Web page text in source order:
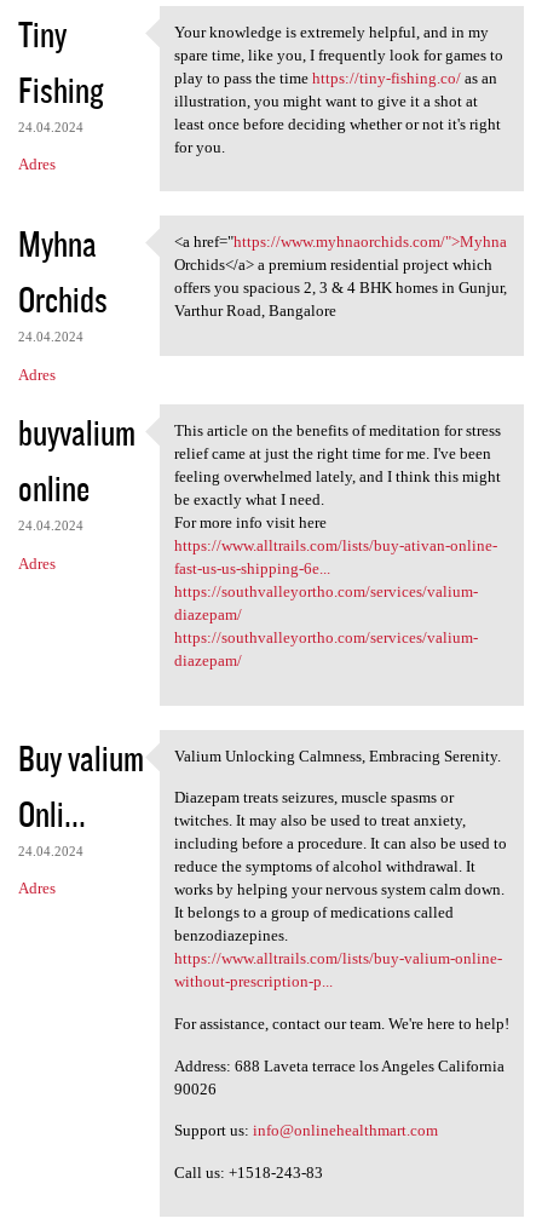
Tiny
Fishing
24.04.2024
Adres
Your knowledge is extremely
Your knowledge is extremely helpful, and in my
spare time, like you, I frequently look for games to
play to pass the time https://tiny-fishing.co/as an
illustration, you might want to give it a shot at
least once before deciding whether or not it's right
for you.
Myhna
Orchids
24.04.2024
Adres
<a href="https://www
<a href="https://www.myhnaorchids.com/">Myhna
Orchids</a> a premium residential project which
offers you spacious 2, 3 & 4 BHK homes in Gunjur,
Varthur Road, Bangalore
buyvalium
online
24.04.2024
Adres
This article on the benefits
This article on the benefits of meditation for stress
relief came at just the right time for me. I've been
feeling overwhelmed lately, and I think this might
be exactly what I need.
For more info visit here
https://www.alltrails.com/lists/buy-ativan-online-
fast-us-us-shipping-6e...
https://southvalleyortho.com/services/valium-
diazepam/
https://southvalleyortho.com/services/valium-
diazepam/
Buy valium
Onli...
24.04.2024
Adres
Valium Unlocking Calmness,
Valium Unlocking Calmness, Embracing Serenity.
Diazepam treats seizures, muscle spasms or
twitches. It may also be used to treat anxiety,
including before a procedure. It can also be used to
reduce the symptoms of alcohol withdrawal. It
works by helping your nervous system calm down.
It belongs to a group of medications called
benzodiazepines.
https://www.alltrails.com/lists/buy-valium-online-
without-prescription-p...
For assistance, contact our team. We're here to help!
Address: 688 Laveta terrace los Angeles California
90026
Support us: info@onlinehealthmart.com
Call us: +1518-243-83